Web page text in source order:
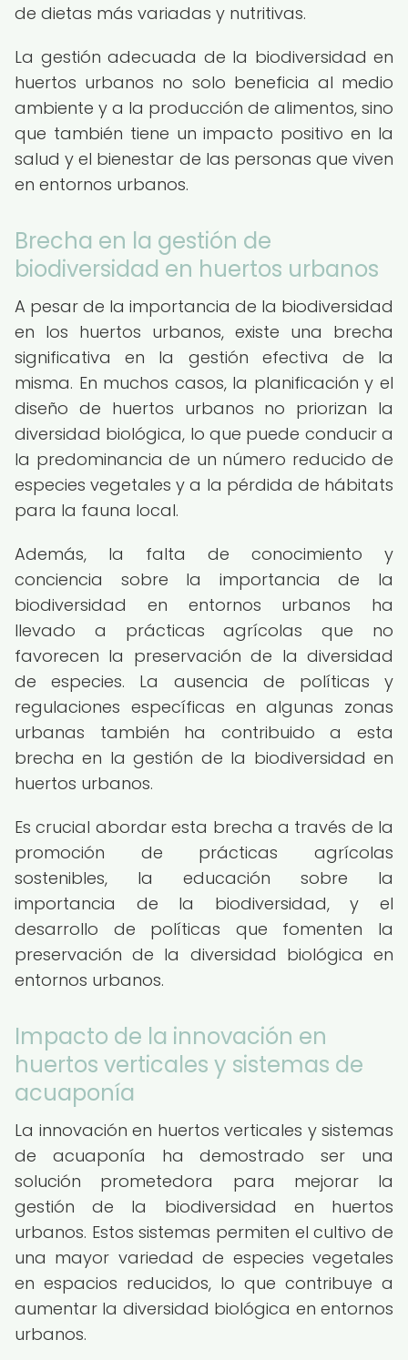
de dietas más variadas y nutritivas.
La gestión adecuada de la biodiversidad en
huertos urbanos no solo beneficia al medio
ambiente y a la producción de alimentos, sino
que también tiene un impacto positivo en la
salud y el bienestar de las personas que viven
en entornos urbanos.
Brecha en la gestión de
biodiversidad en huertos urbanos
A pesar de la importancia de la biodiversidad
en los huertos urbanos, existe una brecha
significativa en la gestión efectiva de la
misma. En muchos casos, la planificación y el
diseño de huertos urbanos no priorizan la
diversidad biológica, lo que puede conducir a
la predominancia de un número reducido de
especies vegetales y a la pérdida de hábitats
para la fauna local.
Además, la falta de conocimiento y
conciencia sobre la importancia de la
biodiversidad en entornos urbanos ha
llevado a prácticas agrícolas que no
favorecen la preservación de la diversidad
de especies. La ausencia de políticas y
regulaciones específicas en algunas zonas
urbanas también ha contribuido a esta
brecha en la gestión de la biodiversidad en
huertos urbanos.
Es crucial abordar esta brecha a través de la
promoción de prácticas agrícolas
sostenibles, la educación sobre la
importancia de la biodiversidad, y el
desarrollo de políticas que fomenten la
preservación de la diversidad biológica en
entornos urbanos.
Impacto de la innovación en
huertos verticales y sistemas de
acuaponía
La innovación en huertos verticales y sistemas
de acuaponía ha demostrado ser una
solución prometedora para mejorar la
gestión de la biodiversidad en huertos
urbanos. Estos sistemas permiten el cultivo de
una mayor variedad de especies vegetales
en espacios reducidos, lo que contribuye a
aumentar la diversidad biológica en entornos
urbanos.